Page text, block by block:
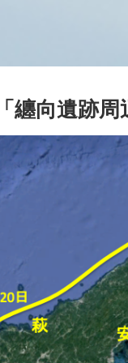
纏向遺跡周